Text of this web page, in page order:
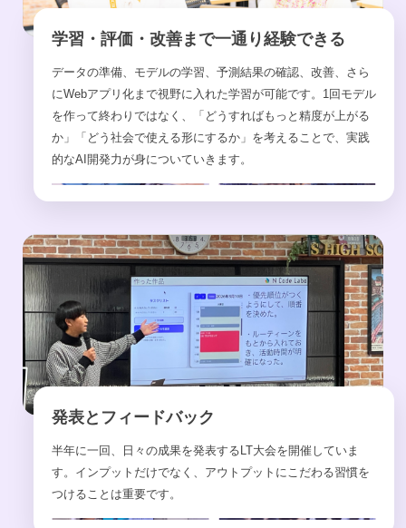
学習・評価・改善まで一通り経験できる
データの準備、モデルの学習、予測結果の確認、改善、さら
にWebアプリ化まで視野に入れた学習が可能です。1回モデル
を作って終わりではなく、「どうすればもっと精度が上がる
か」「どう社会で使える形にするか」を考えることで、実践
的なAI開発力が身についていきます。
発表とフィードバック
半年に一回、日々の成果を発表するLT大会を開催していま
す。インプットだけでなく、アウトプットにこだわる習慣を
つけることは重要です。